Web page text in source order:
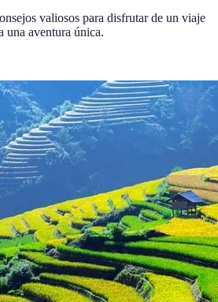
valiosos para disfrutar de un viaje
una aventura única.